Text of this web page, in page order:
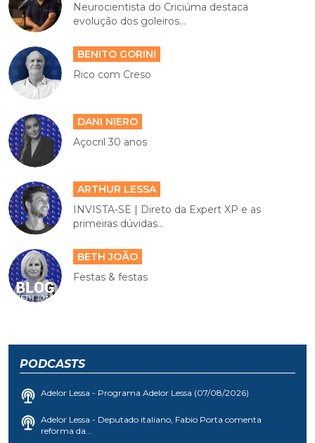
Neurocientista do Criciúma destaca
evolução dos goleiros...
BENITO GORINI
Rico com Creso
DANI NIERO
Açocril 30 anos
ARTHUR LESSA
INVISTA-SE | Direto da Expert XP e as
primeiras dúvidas...
BETH JOÃO
Festas & festas
PODCASTS
Adelor Lessa - Programa Adelor Lessa (07/08/2026)
Adelor Lessa - Deputado italiano, Fabio Porta comenta
reforma da...